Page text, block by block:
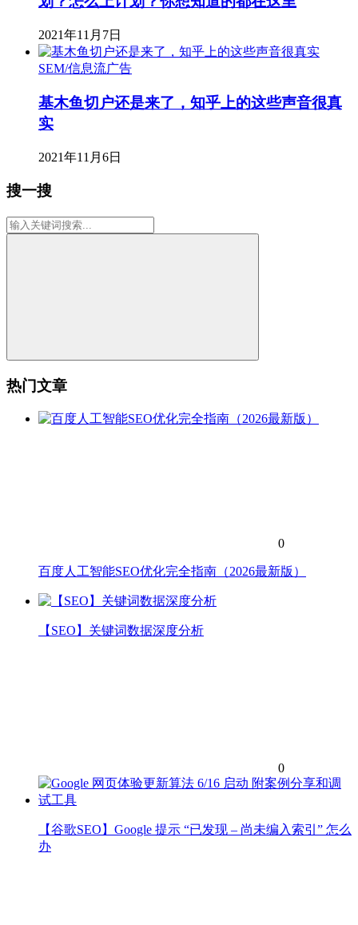
2021年11月7日
SEM/信息流广告
基木鱼切户还是来了，知乎上的这些声音很真
实
2021年11月6日
搜一搜
热门文章
0
百度人工智能SEO优化完全指南（2026最新版）
【SEO】关键词数据深度分析
0
【谷歌SEO】Google 提示 “已发现 – 尚未编入索引” 怎么
办